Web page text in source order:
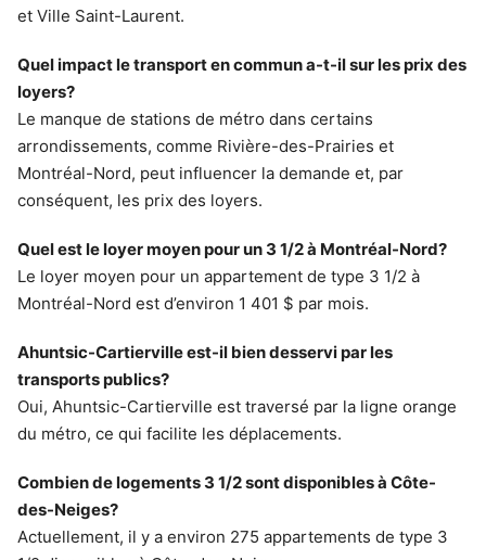
et Ville Saint-Laurent.
Quel impact le transport en commun a-t-il sur les prix des
loyers?
Le manque de stations de métro dans certains
arrondissements, comme Rivière-des-Prairies et
Montréal-Nord, peut influencer la demande et, par
conséquent, les prix des loyers.
Quel est le loyer moyen pour un 3 1/2 à Montréal-Nord?
Le loyer moyen pour un appartement de type 3 1/2 à
Montréal-Nord est d’environ 1 401 $ par mois.
Ahuntsic-Cartierville est-il bien desservi par les
transports publics?
Oui, Ahuntsic-Cartierville est traversé par la ligne orange
du métro, ce qui facilite les déplacements.
Combien de logements 3 1/2 sont disponibles à Côte-
des-Neiges?
Actuellement, il y a environ 275 appartements de type 3